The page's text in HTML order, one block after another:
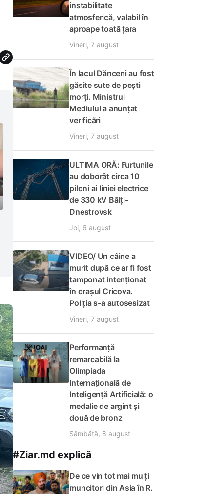
instabilitate
atmosferică, valabil în
aproape toată țara
Vineri, 7 august
În lacul Dănceni au fost
găsite sute de pești
morți. Ministrul
Mediului a anunțat
verificări
Vineri, 7 august
ULTIMA ORĂ: Furtunile
au doborât circa 10
piloni ai liniei electrice
de 330 kV Bălți-
Dnestrovsk
Joi, 6 august
VIDEO/ Un câine a
murit după ce ar fi fost
tamponat intenționat
în orașul Cricova.
Poliția s-a autosesizat
Vineri, 7 august
Performanță
remarcabilă la
Olimpiada
Internațională de
Inteligență Artificială: o
medalie de argint și
două de bronz
Sâmbătă, 8 august
#Ziar.md explică
De ce vin tot mai mulți
muncitori din Asia în R.